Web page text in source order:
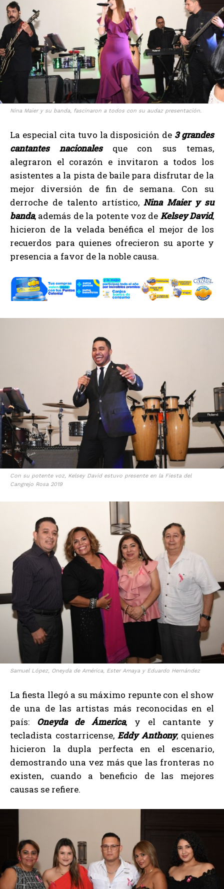
Nina Maier y su banda, fascinaron a todos con su audaz presentación.
La especial cita tuvo la disposición de 3 grandes
cantantes nacionalesque con sus temas,
alegraron el corazón e invitaron a todos los
asistentes a la pista de baile para disfrutar de la
mejor diversión de fin de semana. Con su
derroche de talento artístico,Nina Maier y su
banda, además de la potente voz de Kelsey David,
hicieron de la velada benéfica el mejor de los
recuerdos para quienes ofrecieron su aporte y
presencia a favor de la noble causa.
Con su potente voz, Kelsey David estuvo presente en la Fiesta del
Cangrejo Rosa 2019
Samuel López, Oneyda de América, Ester Amaya y Eduardo Hernández
La fiesta llegó a su máximo repunte con el show
de una de las artistas más reconocidas en el
país: Oneyda de Ámerica, y el cantante y
tecladista costarricense, Eddy Anthony, quienes
hicieron la dupla perfecta en el escenario,
demostrando una vez más que las fronteras no
existen, cuando a beneficio de las mejores
causas se refiere.